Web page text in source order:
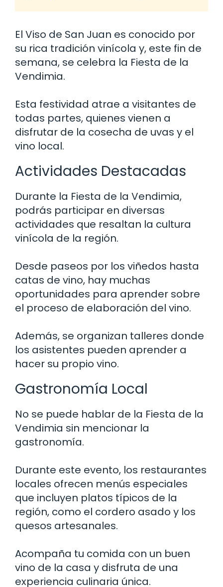
El Viso de San Juan es conocido por
su rica tradición vinícola y, este fin de
semana, se celebra la Fiesta de la
Vendimia.
Esta festividad atrae a visitantes de
todas partes, quienes vienen a
disfrutar de la cosecha de uvas y el
vino local.
Actividades Destacadas
Durante la Fiesta de la Vendimia,
podrás participar en diversas
actividades que resaltan la cultura
vinícola de la región.
Desde paseos por los viñedos hasta
catas de vino, hay muchas
oportunidades para aprender sobre
el proceso de elaboración del vino.
Además, se organizan talleres donde
los asistentes pueden aprender a
hacer su propio vino.
Gastronomía Local
No se puede hablar de la Fiesta de la
Vendimia sin mencionar la
gastronomía.
Durante este evento, los restaurantes
locales ofrecen menús especiales
que incluyen platos típicos de la
región, como el cordero asado y los
quesos artesanales.
Acompaña tu comida con un buen
vino de la casa y disfruta de una
experiencia culinaria única.